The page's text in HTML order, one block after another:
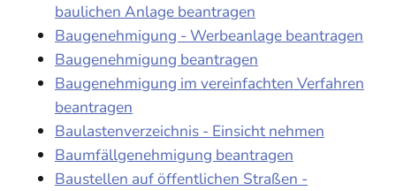
baulichen Anlage beantragen
Baugenehmigung - Werbeanlage beantragen
Baugenehmigung beantragen
Baugenehmigung im vereinfachten Verfahren
beantragen
Baulastenverzeichnis - Einsicht nehmen
Baumfällgenehmigung beantragen
Baustellen auf öffentlichen Straßen -